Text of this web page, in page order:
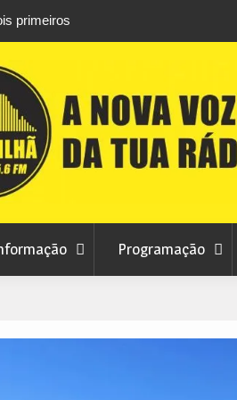
primeiros
conquistam três
Programação